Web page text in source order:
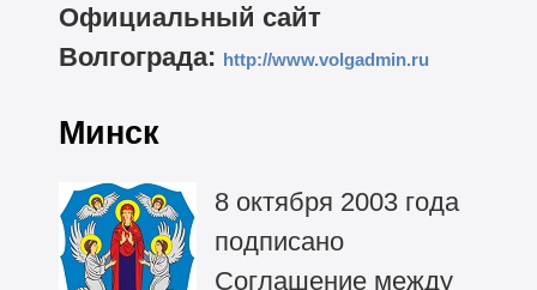
Официальный сайт
Волгограда: http://www.volgadmin.ru
Минск
8 октября 2003 года
подписано
Соглашение между